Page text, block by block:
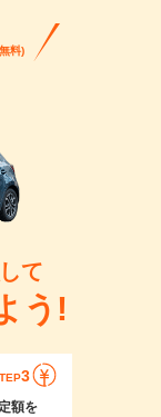
料)
て
う!
3
額を